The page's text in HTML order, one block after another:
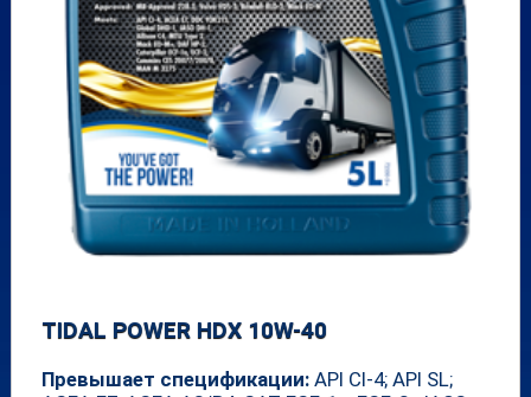
TIDAL POWER HDX 10W-40
Превышает спецификации:API CI-4; API SL;